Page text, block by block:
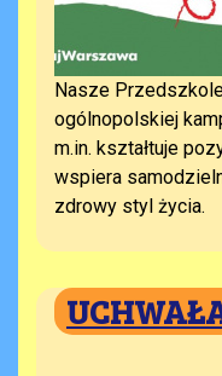
Nasze
ogólnopolskiej
m.in. kształtuje
wspiera
zdrowy styl życia.